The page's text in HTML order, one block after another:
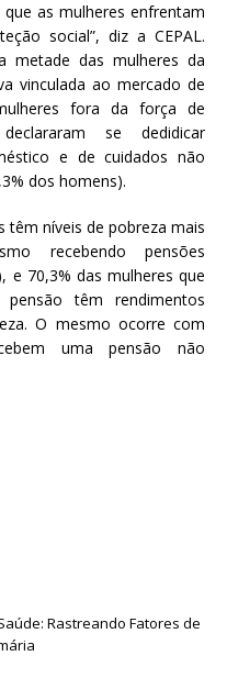
as mulheres enfrentam
social”, diz a CEPAL.
metade das mulheres da
vinculada ao mercado de
fora da força de
se dedidicar
e de cuidados não
dos homens).
têm níveis de pobreza mais
recebendo pensões
e 70,3% das mulheres que
têm rendimentos
O mesmo ocorre com
uma pensão não
Rastreando Fatores de